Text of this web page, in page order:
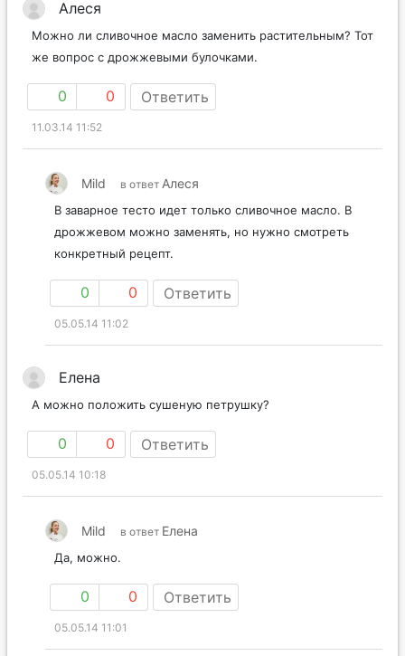
Алеся
Можно ли сливочное масло заменить растительным? Тот
же вопрос с дрожжевыми булочками.
0 0 Ответить
11.03.14 11:52
Mild в ответ Алеся
В заварное тесто идет только сливочное масло. В
дрожжевом можно заменять, но нужно смотреть
конкретный рецепт.
0 0 Ответить
05.05.14 11:02
Елена
А можно положить сушеную петрушку?
0 0 Ответить
05.05.14 10:18
Mild в ответ Елена
Да, можно.
0 0 Ответить
05.05.14 11:01